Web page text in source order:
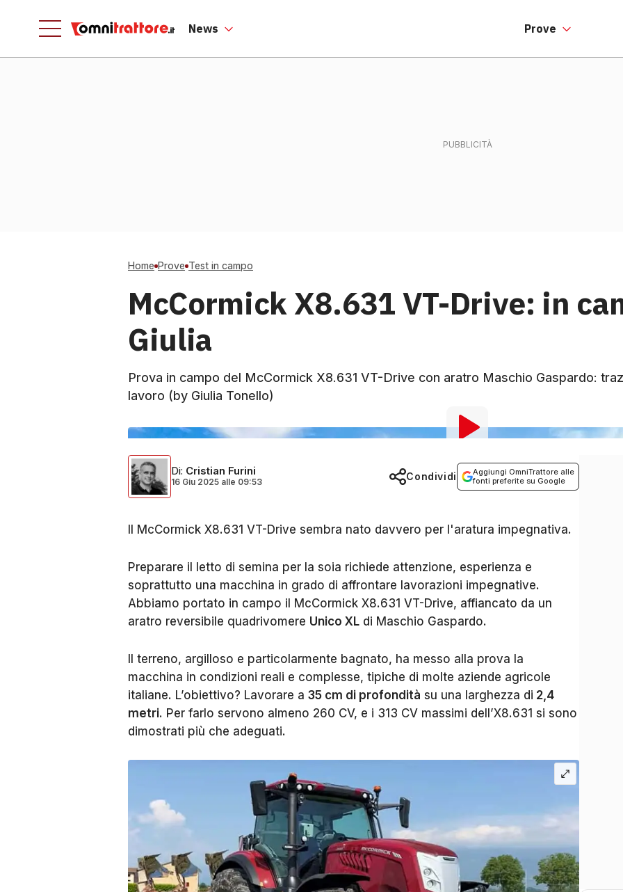
News Prove
Home Prove Test in campo
McCormick X8.631 VT-Drive: in
Giulia
Prova in campo del McCormick X8.631 VT-Drive con aratro Maschio Gaspardo:
lavoro (by Giulia Tonello)
Di: Cristian Furini
16 Giu 2025 alle 09:53
Aggiungi OmniTrattore alle
fonti preferite su Google
Condividi
Il McCormick X8.631 VT-Drive sembra nato davvero per l'aratura impegnativa.
Preparare il letto di semina per la soia richiede attenzione, esperienza e
soprattutto una macchina in grado di affrontare lavorazioni impegnative.
Abbiamo portato in campo il McCormick X8.631 VT-Drive, affiancato da un
aratro reversibile quadrivomere Unico XL di Maschio Gaspardo.
Il terreno, argilloso e particolarmente bagnato, ha messo alla prova la
macchina in condizioni reali e complesse, tipiche di molte aziende agricole
italiane. L’obiettivo? Lavorare a 35 cm di profondità su una larghezza di 2,4
metri. Per farlo servono almeno 260 CV, e i 313 CV massimi dell’X8.631 si sono
dimostrati più che adeguati.